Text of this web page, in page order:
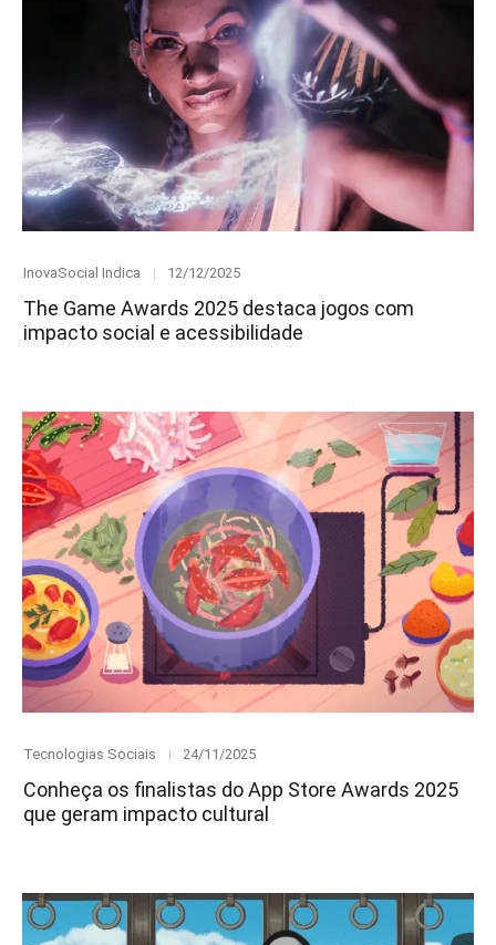
Category
InovaSocial Indica
Posted
12/12/2025
The Game Awards 2025 destaca jogos com
impacto social e acessibilidade
Category
Tecnologias Sociais
Posted
24/11/2025
Conheça os finalistas do App Store Awards 2025
que geram impacto cultural